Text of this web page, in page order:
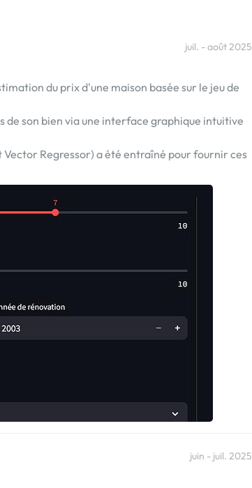
juil. - août 2025
du prix d'une maison basée sur le jeu de
son bien via une interface graphique intuitive
Regressor) a été entraîné pour fournir ces
juin - juil. 2025